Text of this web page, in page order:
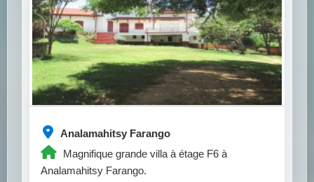
Analamahitsy Farango
Magnifique grande villa à étage F6 à
Analamahitsy Farango.